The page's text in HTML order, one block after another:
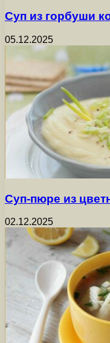
Суп из горбуши
05.12.2025
Суп-пюре из
02.12.2025